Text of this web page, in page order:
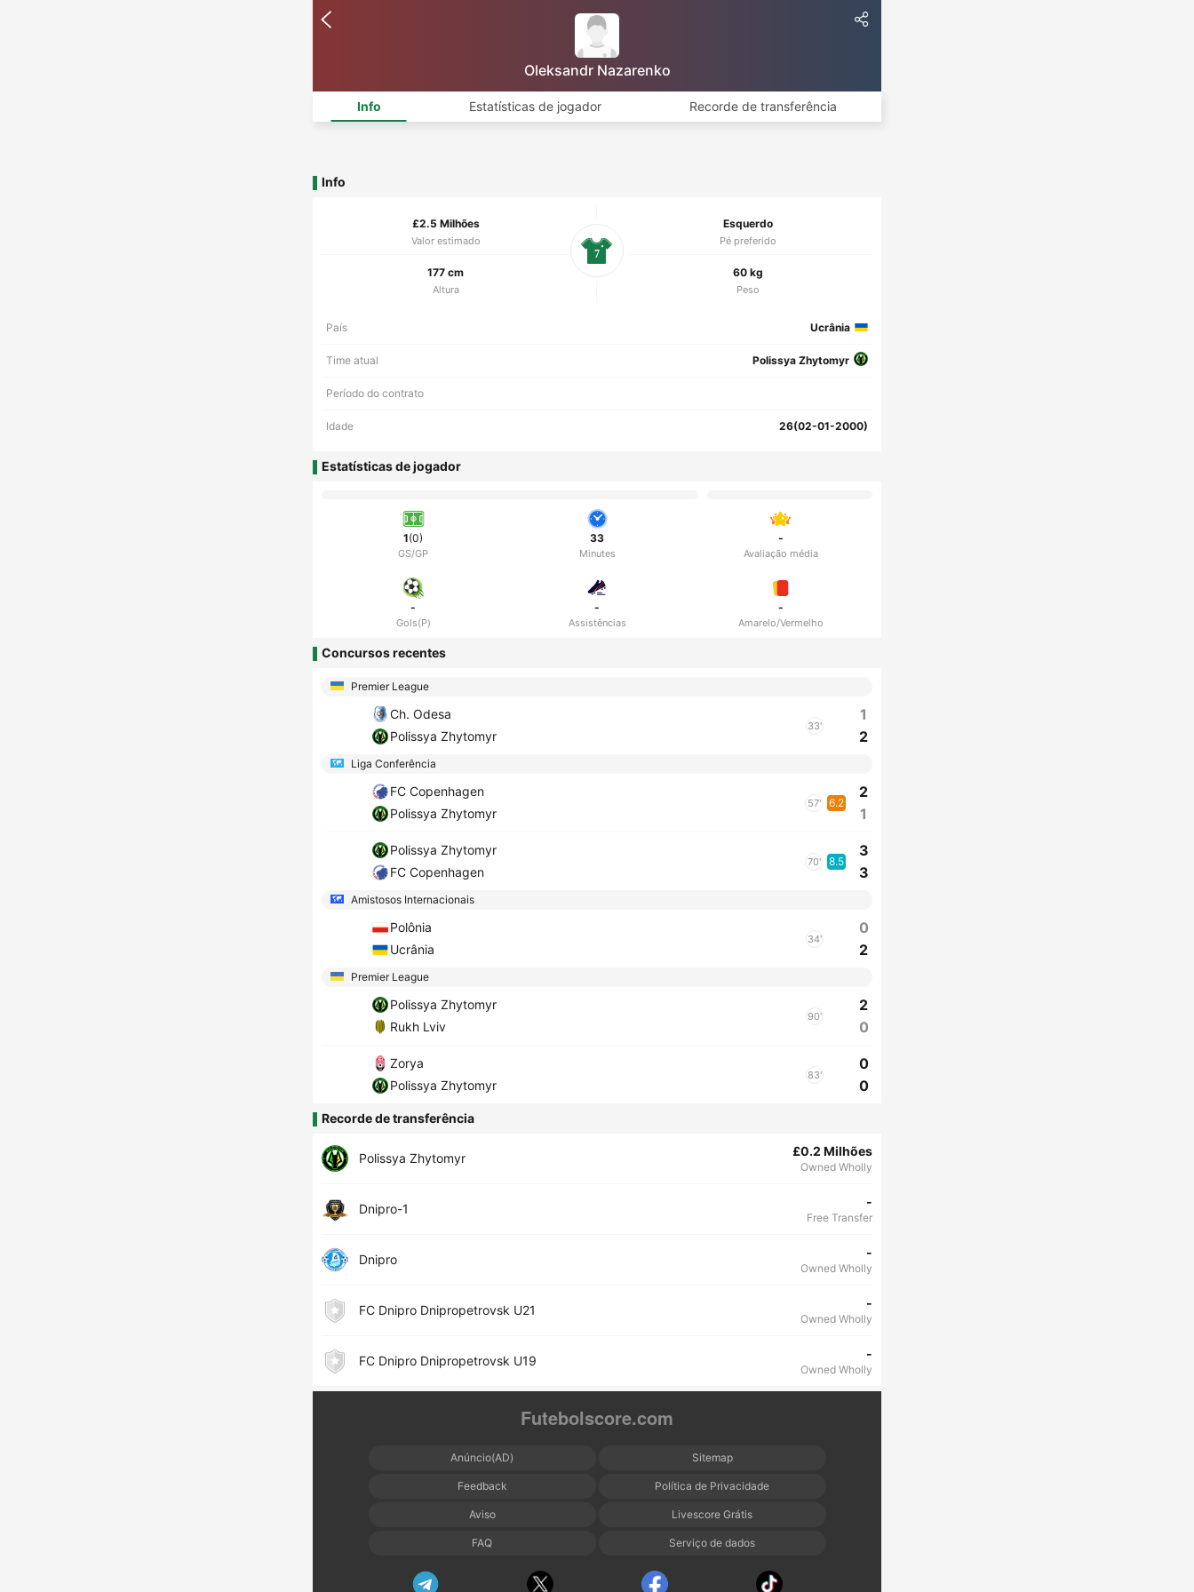
Oleksandr Nazarenko
Info Estatísticas de jogador Recorde de transferência
Info
£2.5 Milhões
Valor estimado
Esquerdo
Pé preferido
177 cm
Altura
60 kg
Peso
7
País Ucrânia
Time atual Polissya Zhytomyr
Período do contrato
Idade 26(02-01-2000)
Estatísticas de jogador
1(0)
GS/GP
33
Minutes
-
Avaliação média
-
Gols(P)
-
Assistências
-
Amarelo/Vermelho
Concursos recentes
Premier League
Ch. Odesa
Polissya Zhytomyr
33'
1
2
Liga Conferência
FC Copenhagen
Polissya Zhytomyr
57' 6.2
2
1
Polissya Zhytomyr
FC Copenhagen
70' 8.5
3
3
Amistosos Internacionais
Polônia
Ucrânia
34'
0
2
Premier League
Polissya Zhytomyr
Rukh Lviv
90'
2
0
Zorya
Polissya Zhytomyr
83'
0
0
Recorde de transferência
Polissya Zhytomyr £0.2 Milhões
Owned Wholly
Dnipro-1 -
Free Transfer
Dnipro -
Owned Wholly
FC Dnipro Dnipropetrovsk U21 -
Owned Wholly
FC Dnipro Dnipropetrovsk U19 -
Owned Wholly
Futebolscore.com
Anúncio(AD) Sitemap
Feedback Política de Privacidade
Aviso Livescore Grátis
FAQ Serviço de dados